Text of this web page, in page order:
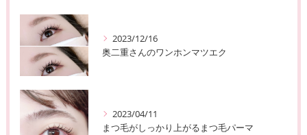
2023/12/16
奥二重さんのワンホンマツエク
2023/04/11
まつ毛がしっかり上がるまつ毛パーマ